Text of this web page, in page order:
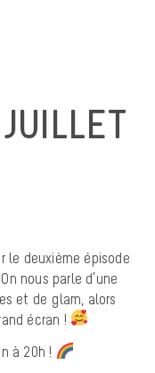
le deuxième épisode
nous parle d’une
et de glam, alors
écran !
à 20h !